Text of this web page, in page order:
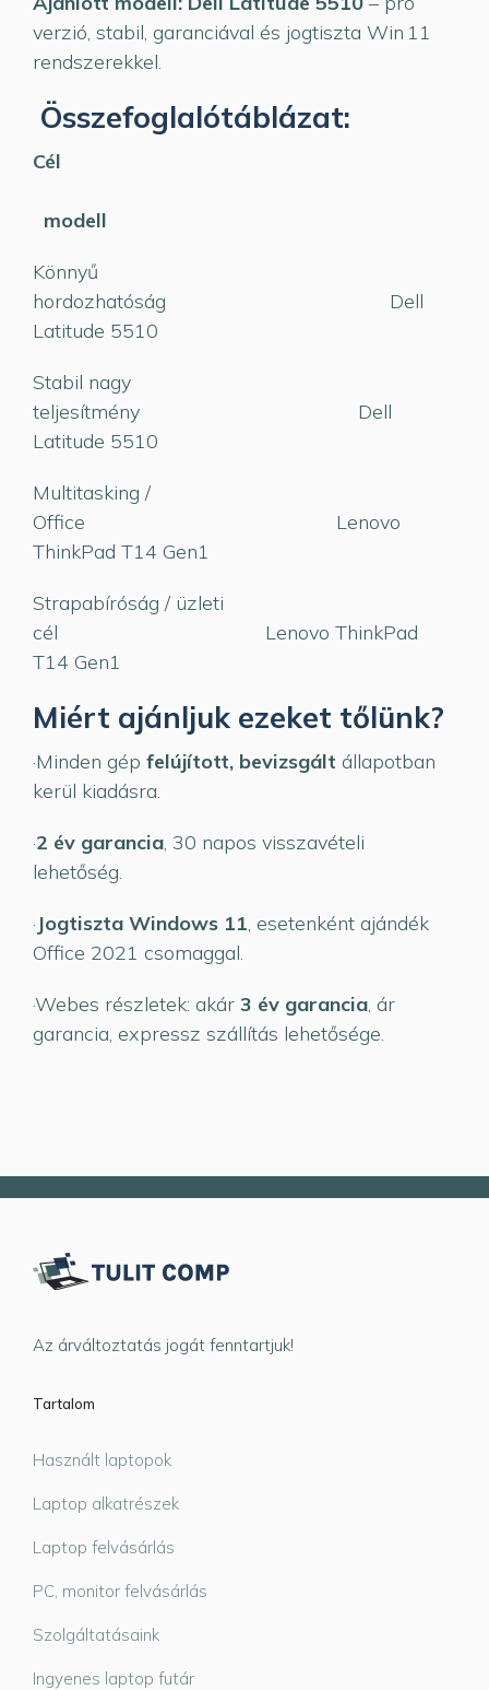
verzió, stabil, garanciával és jogtiszta Win 11
rendszerekkel.
Összefoglalótáblázat:
Cél
modell
Könnyű
hordozhatóság Dell
Latitude 5510
Stabil nagy
teljesítmény Dell
Latitude 5510
Multitasking /
Office Lenovo
ThinkPad T14 Gen1
Strapabíróság / üzleti
cél Lenovo ThinkPad
T14 Gen1
Miért ajánljuk ezeket tőlünk?
·Minden gépfelújított, bevizsgált állapotban
kerül kiadásra.
·2 év garancia, 30 napos visszavételi
lehetőség.
· Jogtiszta Windows 11, esetenként ajándék
Office 2021 csomaggal.
·Webes részletek: akár3 év garancia, ár
garancia, expressz szállítás lehetősége.
Az árváltoztatás jogát fenntartjuk!
Tartalom
Használt laptopok
Laptop alkatrészek
Laptop felvásárlás
PC, monitor felvásárlás
Szolgáltatásaink
Ingyenes laptop futár